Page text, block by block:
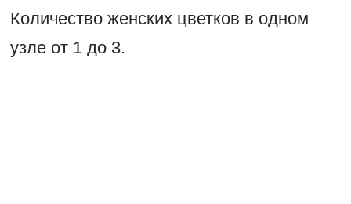
Количество женских цветков в одном
узле от 1 до 3.